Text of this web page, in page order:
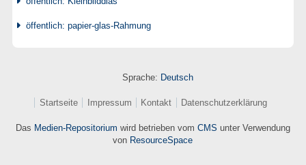
öffentlich: papier-glas-Rahmung
Sprache: Deutsch
Startseite Impressum Kontakt Datenschutzerklärung
Das Medien-Repositorium wird betrieben vom CMS unter Verwendung
von ResourceSpace